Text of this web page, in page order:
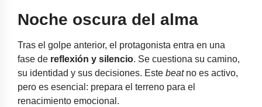
Noche oscura del alma
Tras el golpe anterior, el protagonista entra en una
fase de reflexión y silencio. Se cuestiona su camino,
su identidad y sus decisiones. Este beat no es activo,
pero es esencial: prepara el terreno para el
renacimiento emocional.